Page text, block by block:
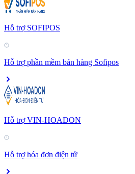
Hỗ trợ SOFIPOS
Hỗ trợ phần mềm bán hàng Sofipos
Hỗ trợ VIN-HOADON
Hỗ trợ hóa đơn điện tử